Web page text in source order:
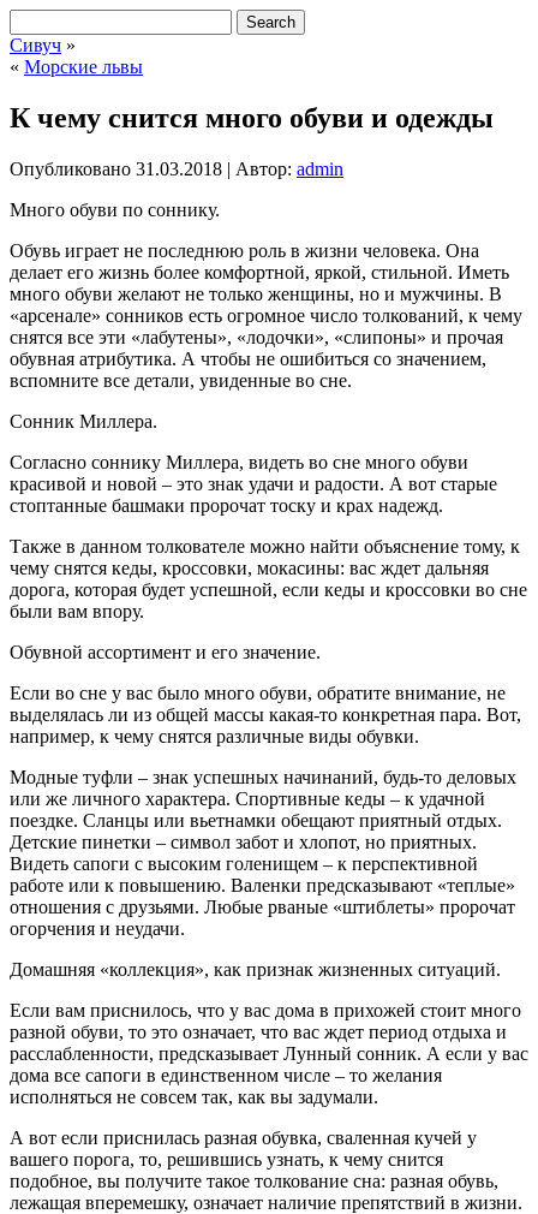
Сивуч »
« Морские львы
К чему снится много обуви и одежды
Опубликовано 31.03.2018 | Автор: admin
Много обуви по соннику.
Обувь играет не последнюю роль в жизни человека. Она
делает его жизнь более комфортной, яркой, стильной. Иметь
много обуви желают не только женщины, но и мужчины. В
«арсенале» сонников есть огромное число толкований, к чему
снятся все эти «лабутены», «лодочки», «слипоны» и прочая
обувная атрибутика. А чтобы не ошибиться со значением,
вспомните все детали, увиденные во сне.
Сонник Миллера.
Согласно соннику Миллера, видеть во сне много обуви
красивой и новой – это знак удачи и радости. А вот старые
стоптанные башмаки пророчат тоску и крах надежд.
Также в данном толкователе можно найти объяснение тому, к
чему снятся кеды, кроссовки, мокасины: вас ждет дальняя
дорога, которая будет успешной, если кеды и кроссовки во сне
были вам впору.
Обувной ассортимент и его значение.
Если во сне у вас было много обуви, обратите внимание, не
выделялась ли из общей массы какая-то конкретная пара. Вот,
например, к чему снятся различные виды обувки.
Модные туфли – знак успешных начинаний, будь-то деловых
или же личного характера. Спортивные кеды – к удачной
поездке. Сланцы или вьетнамки обещают приятный отдых.
Детские пинетки – символ забот и хлопот, но приятных.
Видеть сапоги с высоким голенищем – к перспективной
работе или к повышению. Валенки предсказывают «теплые»
отношения с друзьями. Любые рваные «штиблеты» пророчат
огорчения и неудачи.
Домашняя «коллекция», как признак жизненных ситуаций.
Если вам приснилось, что у вас дома в прихожей стоит много
разной обуви, то это означает, что вас ждет период отдыха и
расслабленности, предсказывает Лунный сонник. А если у вас
дома все сапоги в единственном числе – то желания
исполняться не совсем так, как вы задумали.
А вот если приснилась разная обувка, сваленная кучей у
вашего порога, то, решившись узнать, к чему снится
подобное, вы получите такое толкование сна: разная обувь,
лежащая вперемешку, означает наличие препятствий в жизни.